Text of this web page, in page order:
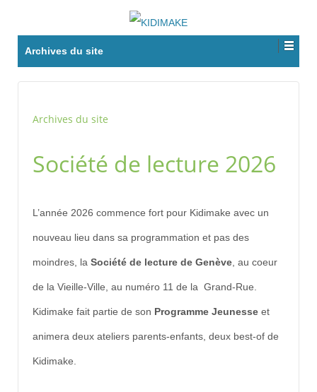
Archives du site
Archives du site
Société de lecture 2026
L’année 2026 commence fort pour Kidimake avec un
nouveau lieu dans sa programmation et pas des
moindres, la Société de lecture de Genève , au coeur
de la Vieille-Ville, au numéro 11 de la Grand-Rue.
Kidimake fait partie de son Programme Jeunesse et
animera deux ateliers parents-enfants, deux best-of de
Kidimake.